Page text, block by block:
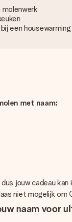
molenwerk
een housewarming
met naam:
jouw cadeau
niet mogelijk
naam voor